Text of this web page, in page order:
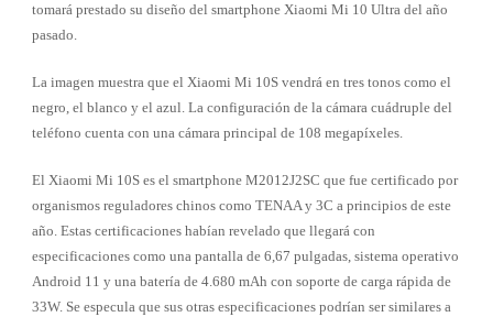
tomará prestado su diseño del smartphone Xiaomi Mi 10 Ultra del año
pasado.
La imagen muestra que el Xiaomi Mi 10S vendrá en tres tonos como el
negro, el blanco y el azul. La configuración de la cámara cuádruple del
teléfono cuenta con una cámara principal de 108 megapíxeles.
El Xiaomi Mi 10S es el smartphone M2012J2SC que fue certificado por
organismos reguladores chinos como TENAA y 3C a principios de este
año. Estas certificaciones habían revelado que llegará con
especificaciones como una pantalla de 6,67 pulgadas, sistema operativo
Android 11 y una batería de 4.680 mAh con soporte de carga rápida de
33W. Se especula que sus otras especificaciones podrían ser similares a